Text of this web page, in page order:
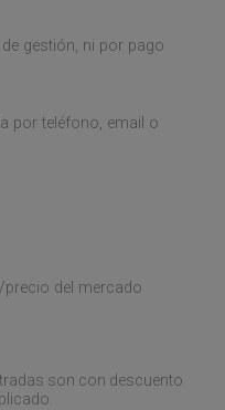
gestión, ni por pago
por teléfono, email o
del mercado
son con descuento